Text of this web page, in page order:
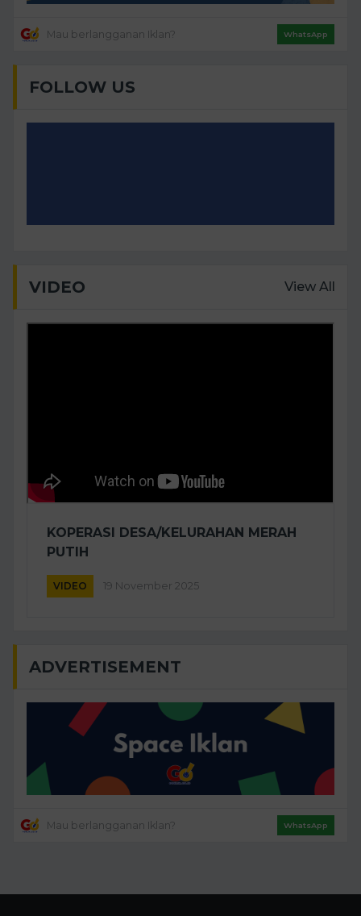
Mau berlangganan Iklan? WhatsApp
FOLLOW US
VIDEO View All
KOPERASI DESA/KELURAHAN MERAH
PUTIH
VIDEO 19 November 2025
ADVERTISEMENT
Mau berlangganan Iklan? WhatsApp